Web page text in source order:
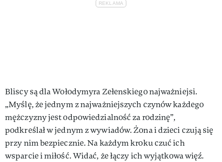
Bliscy są dla Wołodymyra Zełenskiego najważniejsi.
„Myślę, że jednym z najważniejszych czynów każdego
mężczyzny jest odpowiedzialność za rodzinę”,
podkreślał w jednym z wywiadów. Żona i dzieci czują się
przy nim bezpiecznie. Na każdym kroku czuć ich
wsparcie i miłość. Widać, że łączy ich wyjątkowa więź.